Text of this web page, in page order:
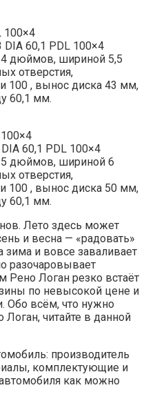
100×4
60,1 PDL 100×4
дюймов, шириной 5,5
отверстия,
100 , вынос диска 43 мм,
60,1 мм.
60,1 PDL 100×4
дюймов, шириной 6
отверстия,
100 , вынос диска 50 мм,
60,1 мм.
Лето здесь может
и весна — «радовать»
и вовсе заваливает
разочаровывает
Рено Логан резко встаёт
по невысокой цене и
Обо всём, что нужно
читайте в данной
производитель
комплектующие и
как можно